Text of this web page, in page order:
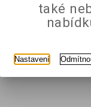
také
Nastavení